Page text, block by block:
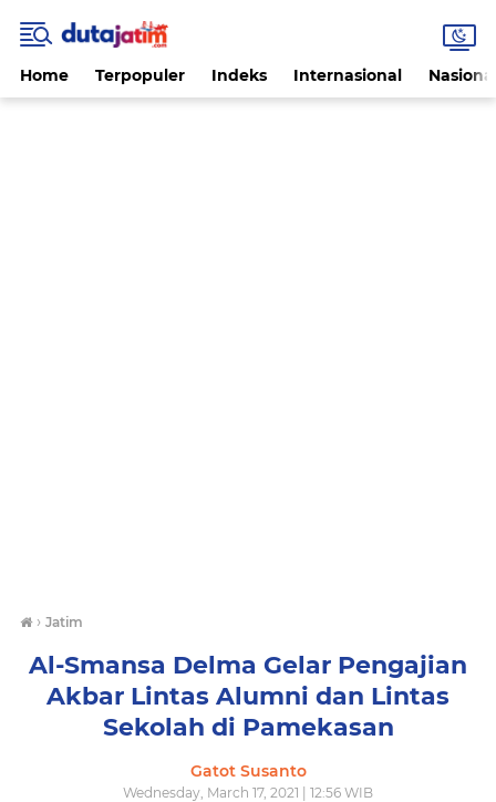
Home Terpopuler Indeks Internasional
› Jatim
Al-Smansa Delma Gelar Pengajian
Akbar Lintas Alumni dan Lintas
Sekolah di Pamekasan
Gatot Susanto
Wednesday, March 17, 2021 | 12:56 WIB